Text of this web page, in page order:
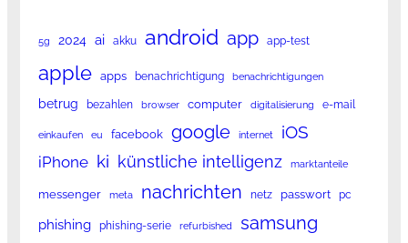
5g 2024 ai akku android app app-test
apple apps benachrichtigung benachrichtigungen
betrug bezahlen browser computer digitalisierung e-mail
einkaufen eu facebook google internet iOS
iPhone ki künstliche intelligenz marktanteile
messenger meta nachrichten netz passwort pc
phishing phishing-serie refurbished samsung